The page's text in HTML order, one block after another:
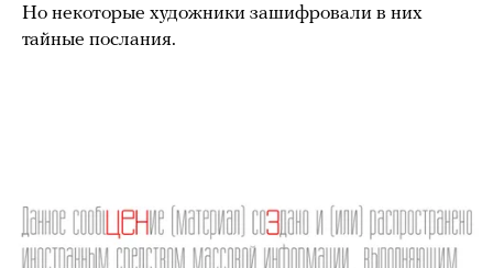
Но некоторые художники зашифровали в них
тайные послания.